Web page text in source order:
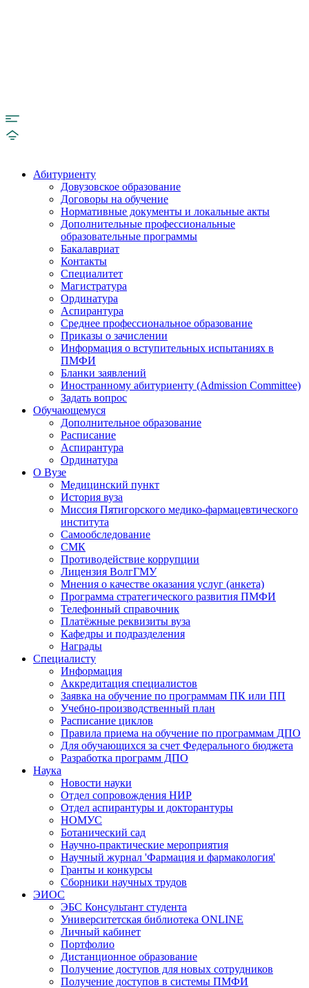
Абитуриенту
Довузовское образование
Договоры на обучение
Нормативные документы и локальные акты
Дополнительные профессиональные
образовательные программы
Бакалавриат
Контакты
Специалитет
Магистратура
Ординатура
Аспирантура
Среднее профессиональное образование
Приказы о зачислении
Информация о вступительных испытаниях в
ПМФИ
Бланки заявлений
Иностранному абитуриенту (Admission Committee)
Задать вопрос
Обучающемуся
Дополнительное образование
Расписание
Аспирантура
Ординатура
О Вузе
Медицинский пункт
История вуза
Миссия Пятигорского медико-фармацевтического
института
Самообследование
СМК
Противодействие коррупции
Лицензия ВолгГМУ
Мнения о качестве оказания услуг (анкета)
Программа стратегического развития ПМФИ
Телефонный справочник
Платёжные реквизиты вуза
Кафедры и подразделения
Награды
Специалисту
Информация
Аккредитация специалистов
Заявка на обучение по программам ПК или ПП
Учебно-производственный план
Расписание циклов
Правила приема на обучение по программам ДПО
Для обучающихся за счет Федерального бюджета
Разработка программ ДПО
Наука
Новости науки
Отдел сопровождения НИР
Отдел аспирантуры и докторантуры
НОМУС
Ботанический сад
Научно-практические мероприятия
Научный журнал 'Фармация и фармакология'
Гранты и конкурсы
Сборники научных трудов
ЭИОС
ЭБС Консультант студента
Университетская библиотека ONLINE
Личный кабинет
Портфолио
Дистанционное образование
Получение доступов для новых сотрудников
Получение доступов в системы ПМФИ